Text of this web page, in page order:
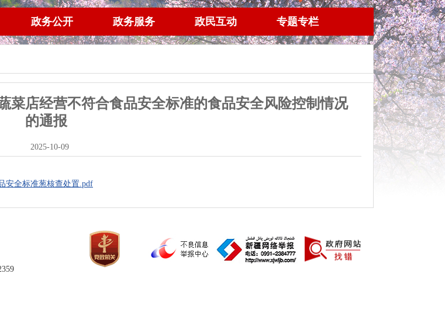
政务公开 政务服务 政民互动 专题专栏
菜店经营不符合食品安全标准的食品安全风险控制情况
的通报
2025-10-09
安全标准葱核查处置.pdf